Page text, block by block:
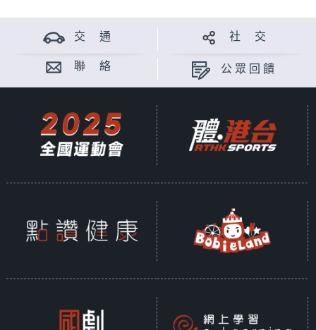
交 通 社 交
聯 絡 公眾回饋